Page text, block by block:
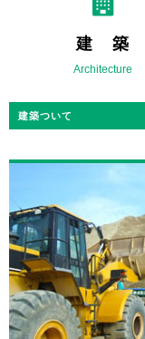
建 築
Architecture
建築ついて